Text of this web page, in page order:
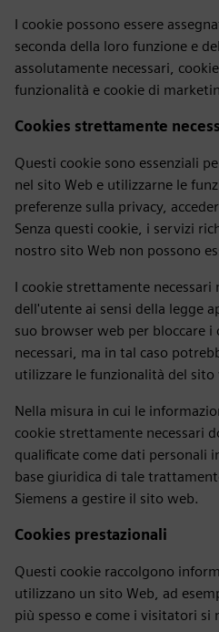
I cookie possono essere
seconda della loro funzione e
assolutamente necessari,
funzionalità e cookie di
Cookies strettamente
Questi cookie sono essenziali
nel sito Web e utilizzarne le
preferenze sulla privacy,
Senza questi cookie, i servizi
nostro sito Web non possono
I cookie strettamente necessari
dell'utente ai sensi della legge
suo browser web per bloccare
necessari, ma in tal caso
utilizzare le funzionalità del
Nella misura in cui le
cookie strettamente necessari
qualificate come dati personali
base giuridica di tale
Siemens a gestire il sito web.
Cookies prestazionali
Questi cookie raccolgono
utilizzano un sito Web, ad
più spesso e come i visitatori si